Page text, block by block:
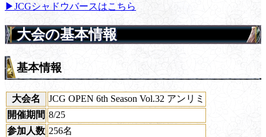
▶JCGシャドウバースはこちら
大会の基本情報
基本情報
大会名
JCG OPEN 6th Season Vol.32 アンリミ
開催期間 8/25
参加人数 256名